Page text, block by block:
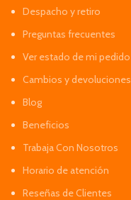
Despacho y retiro
Preguntas frecuentes
Ver estado de mi pedido
Cambios y devoluciones
Blog
Beneficios
Trabaja Con Nosotros
Horario de atención
Reseñas de Clientes